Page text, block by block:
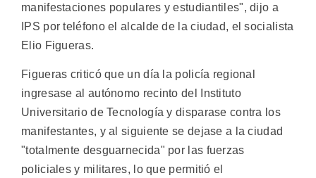
manifestaciones populares y estudiantiles", dijo a
IPS por teléfono el alcalde de la ciudad, el socialista
Elio Figueras.
Figueras criticó que un día la policía regional
ingresase al autónomo recinto del Instituto
Universitario de Tecnología y disparase contra los
manifestantes, y al siguiente se dejase a la ciudad
"totalmente desguarnecida" por las fuerzas
policiales y militares, lo que permitió el